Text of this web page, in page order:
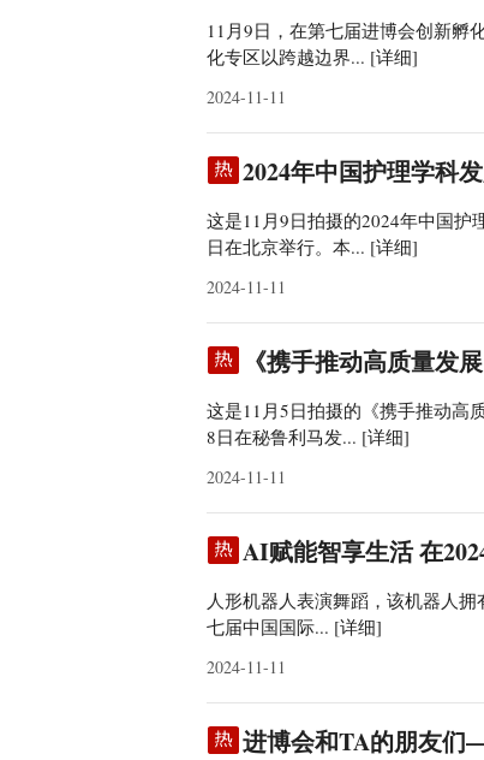
11月9日，在第七届进博会创新孵
化专区以跨越边界... [详细]
2024-11-11
2024年中国护理学科
这是11月9日拍摄的2024年中国护
日在北京举行。本... [详细]
2024-11-11
《携手推动高质量发
这是11月5日拍摄的《携手推动
8日在秘鲁利马发... [详细]
2024-11-11
AI赋能智享生活 在
人形机器人表演舞蹈，该机器人
七届中国国际... [详细]
2024-11-11
进博会和TA的朋友